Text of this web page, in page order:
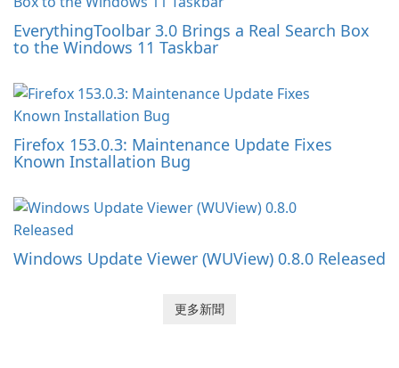
EverythingToolbar 3.0 Brings a Real Search Box
to the Windows 11 Taskbar
Firefox 153.0.3: Maintenance Update Fixes
Known Installation Bug
Windows Update Viewer (WUView) 0.8.0 Released
更多新聞